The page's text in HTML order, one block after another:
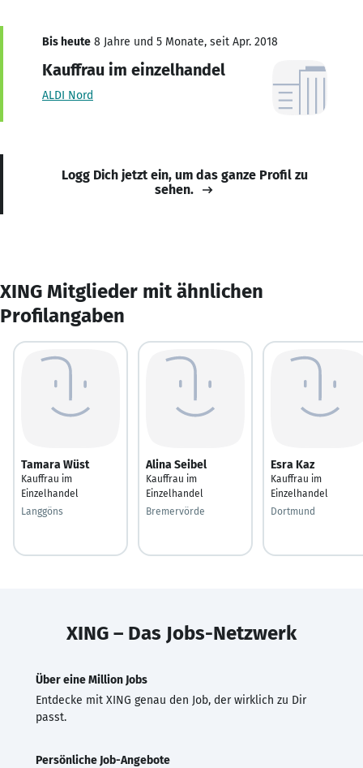
Bis heute 8 Jahre und 5 Monate, seit Apr. 2018
Kauffrau im einzelhandel
ALDI Nord
Logg Dich jetzt ein, um das ganze Profil zu
sehen.
XING Mitglieder mit ähnlichen
Profilangaben
Tamara Wüst
Kauffrau im
Einzelhandel
Langgöns
Alina Seibel
Kauffrau im
Einzelhandel
Bremervörde
Esra Kaz
Kauffrau im
Einzelhandel
Dortmund
XING – Das Jobs-Netzwerk
Über eine Million Jobs
Entdecke mit XING genau den Job, der wirklich zu Dir
passt.
Persönliche Job-Angebote